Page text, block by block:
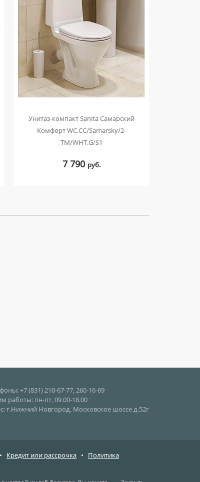
Унитаз-компакт Sanita Самарский
Комфорт WC.CC/Samarsky/2-
TM/WHT.G/S1
7 790 руб.
+7 (831) 210-67-77, 260-16-69
работы: пн-пт, 09.00-18.00
г.Нижний Новгород, Московское шоссе д.52г
• Кредит или рассрочка • Политика